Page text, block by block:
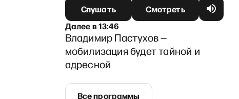
Слушать
Смотреть
Далеев13:46
Владимир Пастухов —
мобилизация будет тайной и
адресной
Все программы